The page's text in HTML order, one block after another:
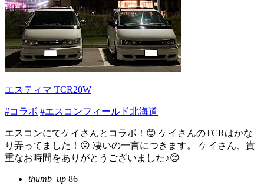
エスティマ TCR20W
#コラボ #エスコンフィールド北海道
エスコンにてケイさんとコラボ！😊 ケイさんのTCRはかな
り弄ってました！😮 凄いの一言につきます。 ケイさん、貴
重なお時間をありがとうございました♪😊
thumb_up 86